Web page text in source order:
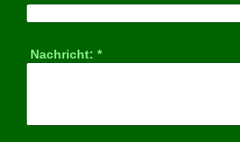
Nachricht: *